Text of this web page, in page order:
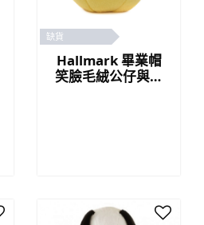
缺貨
Hallmark 畢業帽
笑臉毛絨公仔與卡